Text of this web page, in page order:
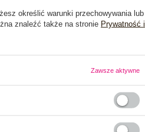
określić warunki przechowywania lub
znaleźć także na stronie Prywatność i
Zawsze aktywne